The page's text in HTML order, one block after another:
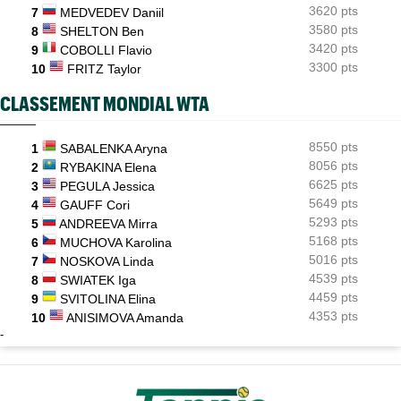
7
MEDVEDEV Daniil
3620 pts
8
SHELTON Ben
3580 pts
9
COBOLLI Flavio
3420 pts
10
FRITZ Taylor 3300 pts
CLASSEMENT MONDIAL WTA
1 SABALENKA Aryna
8550 pts
2
RYBAKINA Elena
8056 pts
3
PEGULA Jessica
6625 pts
4
GAUFF Cori
5649 pts
5
ANDREEVA Mirra
5293 pts
6
MUCHOVA Karolina
5168 pts
7
NOSKOVA Linda
5016 pts
8
SWIATEK Iga
4539 pts
9
SVITOLINA Elina
4459 pts
10
ANISIMOVA Amanda 4353 pts
-